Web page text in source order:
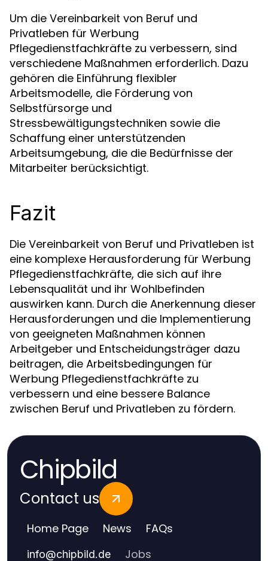
Um die Vereinbarkeit von Beruf und
Privatleben für Werbung
Pflegedienstfachkräfte zu verbessern, sind
verschiedene Maßnahmen erforderlich. Dazu
gehören die Einführung flexibler
Arbeitsmodelle, die Förderung von
Selbstfürsorge und
Stressbewältigungstechniken sowie die
Schaffung einer unterstützenden
Arbeitsumgebung, die die Bedürfnisse der
Mitarbeiter berücksichtigt.
Fazit
Die Vereinbarkeit von Beruf und Privatleben ist
eine komplexe Herausforderung für Werbung
Pflegedienstfachkräfte, die sich auf ihre
Lebensqualität und ihr Wohlbefinden
auswirken kann. Durch die Anerkennung dieser
Herausforderungen und die Implementierung
von geeigneten Maßnahmen können
Arbeitgeber und Entscheidungsträger dazu
beitragen, die Arbeitsbedingungen für
Werbung Pflegedienstfachkräfte zu
verbessern und eine bessere Balance
zwischen Beruf und Privatleben zu fördern.
Chipbild
Contact us
Home Page News FAQs
info@chipbild.de Jobs